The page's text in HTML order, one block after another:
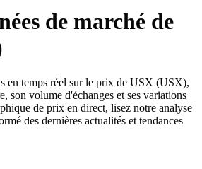
de marché de
en temps réel sur le prix de USX (USX),
son volume d'échanges et ses variations
de prix en direct, lisez notre analyse
des dernières actualités et tendances